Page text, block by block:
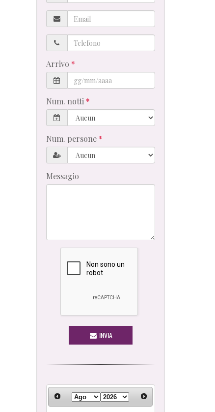
Email
Telefono
Arrivo
Num. notti
Num. persone
Messagio
INVIA